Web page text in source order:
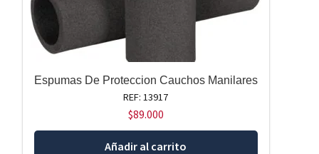
Espumas De Proteccion Cauchos Manilares
REF: 13917
$89.000
Añadir al carrito